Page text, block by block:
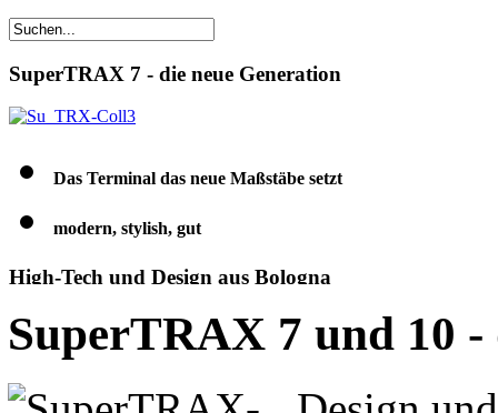
SuperTRAX 7 - die neue Generation
Das Terminal das neue Maßstäbe setzt
modern, stylish, gut
High-Tech und Design aus Bologna
SuperTRAX 7 und 10 -